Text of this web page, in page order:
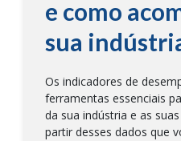
e como
sua
Os indicadores de
ferramentas essenciais
da sua indústria e as
partir desses dados que